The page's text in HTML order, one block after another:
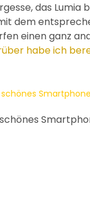
das Lumia
dem
einen ganz
habe ich